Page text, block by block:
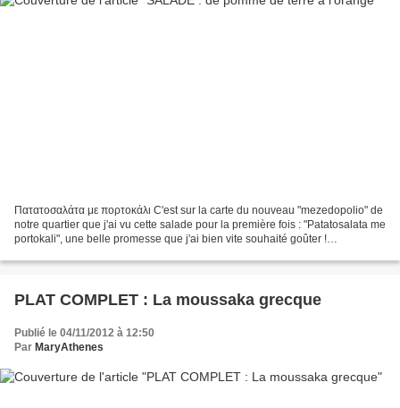
Πατατοσαλάτα με πορτοκάλι C'est sur la carte du nouveau "mezedopolio" de
notre quartier que j'ai vu cette salade pour la première fois : "Patatosalata me
portokali", une belle promesse que j'ai bien vite souhaité goûter !
PLAT COMPLET : La moussaka grecque
Publié le 04/11/2012 à 12:50
Par MaryAthenes